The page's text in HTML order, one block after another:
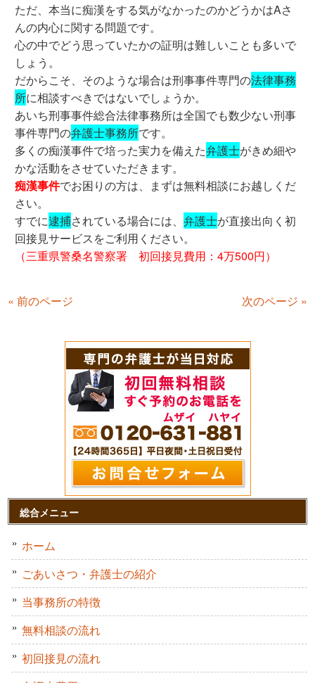
ただ、本当に痴漢をする気がなかったのかどうかはAさ
んの内心に関する問題です。
心の中でどう思っていたかの証明は難しいことも多いで
しょう。
だからこそ、そのような場合は刑事事件専門の法律事務
所に相談すべきではないでしょうか。
あいち刑事事件総合法律事務所は全国でも数少ない刑事
事件専門の弁護士事務所です。
多くの痴漢事件で培った実力を備えた弁護士がきめ細や
かな活動をさせていただきます。
痴漢事件でお困りの方は、まずは無料相談にお越しくだ
さい。
すでに逮捕されている場合には、弁護士が直接出向く初
回接見サービスをご利用ください。
（三重県警桑名警察署 初回接見費用：4万500円）
« 前のページ 次のページ »
総合メニュー
ホーム
ごあいさつ・弁護士の紹介
当事務所の特徴
無料相談の流れ
初回接見の流れ